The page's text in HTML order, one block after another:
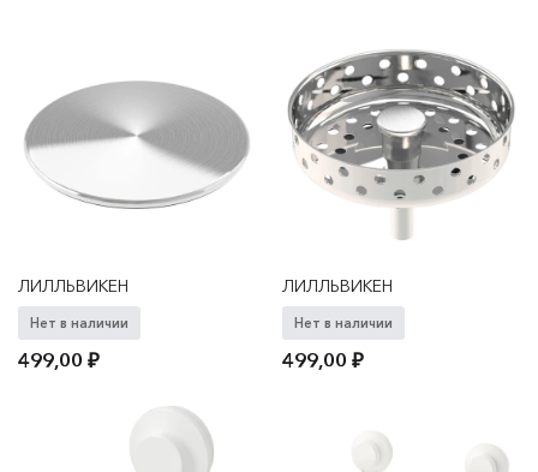
ЛИЛЛЬВИКЕН
Нет в наличии
499,00₽
ЛИЛЛЬВИКЕН
Нет в наличии
499,00₽